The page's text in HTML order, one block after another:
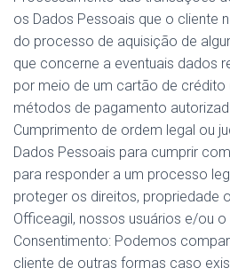
os Dados Pessoais que o cliente
do processo de aquisição de
que concerne a eventuais dados
por meio de um cartão de
métodos de pagamento
Cumprimento de ordem legal ou
Dados Pessoais para cumprir
para responder a um processo
proteger os direitos, propriedade
Officeagil, nossos usuários e/ou
Consentimento: Podemos
cliente de outras formas caso